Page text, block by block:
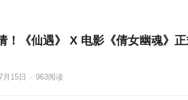
！《仙遇》 X 电影《倩女幽魂》
月15日 · 963阅读